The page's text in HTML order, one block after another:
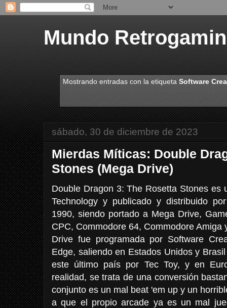
Mundo
Mostrando entradas con la etiqueta Software
sábado, 30 de diciembre de 2023
Mierdas Míticas: Double
Stones (Mega Drive)
Double Dragon 3: The Rosetta Stones es
Technology y publicado y distribuido
1990, siendo portado a Mega Drive,
CPC, Commodore 64, Commodore Amiga
Drive fue programada por Software
Edge, saliendo en Estados Unidos y
este último país por Tec Toy, y en
realidad, se trata de una conversión
conjunto es un mal beat 'em up y un
a que el propio arcade ya es un mal